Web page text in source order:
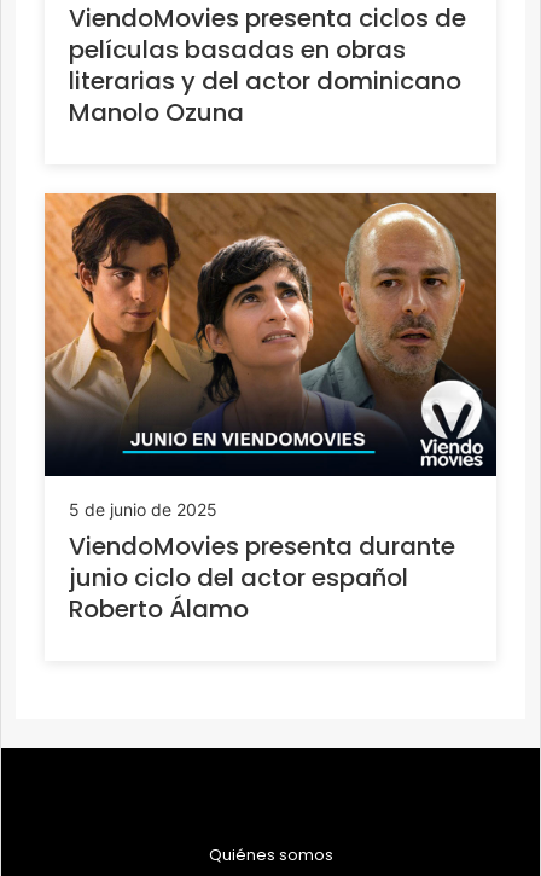
ViendoMovies presenta ciclos de
películas basadas en obras
literarias y del actor dominicano
Manolo Ozuna
5 de junio de 2025
ViendoMovies presenta durante
junio ciclo del actor español
Roberto Álamo
Quiénes somos